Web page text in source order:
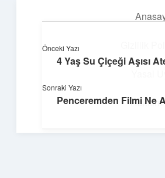
Yapı ve
Yaratıcı projelerle dünyanı
Önceki Yazı
4 Yaş Su Çiçeği Aşısı
Sonraki Yazı
Penceremden Filmi Ne